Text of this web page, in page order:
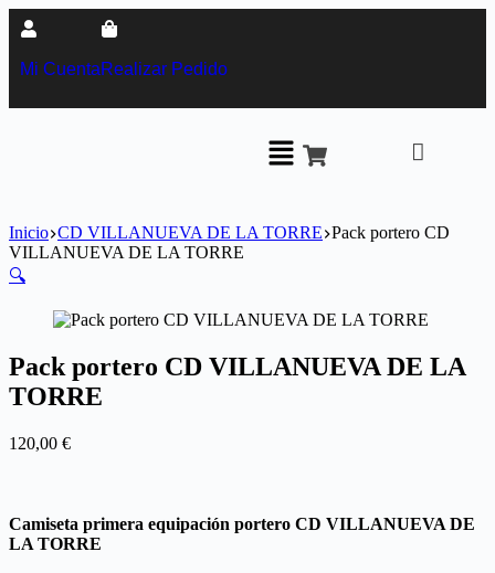
Mi CuentaRealizar Pedido
Inicio CD VILLANUEVA DE LA TORRE Pack portero CD
VILLANUEVA DE LA TORRE
🔍
Pack portero CD VILLANUEVA DE LA
TORRE
120,00 €
Camiseta primera equipación portero CD VILLANUEVA DE
LA TORRE